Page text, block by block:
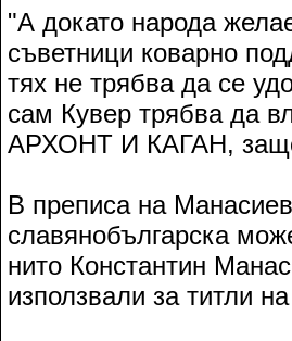
"А докато народа
съветници коварно
тях не трябва да се
сам Кувер трябва да
АРХОНТ И КАГАН,
В преписа на
славянобългарска
нито Константин
използвали за титли